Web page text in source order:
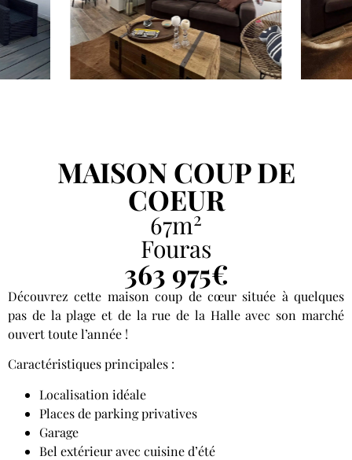
MAISON COUP DE
COEUR
67m2
Fouras
363 975€
Découvrez cette maison coup de cœur située à quelques
pas de la plage et de la rue de la Halle avec son marché
ouvert toute l’année !
Caractéristiques principales :
Localisation idéale
Places de parking privatives
Garage
Bel extérieur avec cuisine d’été